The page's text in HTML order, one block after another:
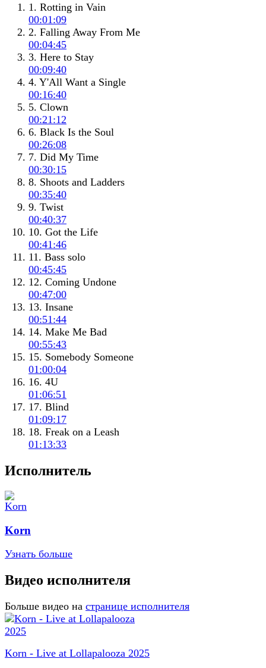
1. Rotting in Vain
00:01:09
2. Falling Away From Me
00:04:45
3. Here to Stay
00:09:40
4. Y'All Want a Single
00:16:40
5. Clown
00:21:12
6. Black Is the Soul
00:26:08
7. Did My Time
00:30:15
8. Shoots and Ladders
00:35:40
9. Twist
00:40:37
10. Got the Life
00:41:46
11. Bass solo
00:45:45
12. Coming Undone
00:47:00
13. Insane
00:51:44
14. Make Me Bad
00:55:43
15. Somebody Someone
01:00:04
16. 4U
01:06:51
17. Blind
01:09:17
18. Freak on a Leash
01:13:33
Исполнитель
Korn
Узнать больше
Видео исполнителя
Больше видео на странице исполнителя
Korn - Live at Lollapalooza 2025